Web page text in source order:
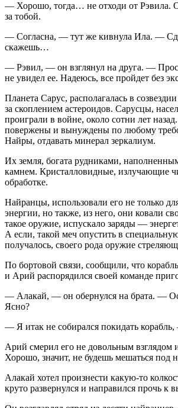
— Хорошо, тогда… не отходи от Рэвила.
за тобой.
— Согласна, — тут же кивнула Ила. —
скажешь…
— Рэвил, — он взглянул на друга. —
не увидел ее. Надеюсь, все пройдет без
Планета Сарус, располагалась в
за скоплением астероидов. Сарусцы,
проиграли в войне, около сотни лет
повержены и вынуждены по любому
Найры, отдавать минерал зеркалиум.
Их земля, богата рудниками,
камнем. Кристалловидные, излучающие
обработке.
Найранцы, использовали его не только
энергии, но также, из него, они ковали
такое оружие, испускало заряды —
А если, такой меч опустить в
получалось, своего рода оружие
По бортовой связи, сообщили, что
и Арий распорядился своей команде
— Алакай, — он обернулся на брата. —
Ясно?
— Я итак не собирался покидать
Арий смерил его не довольным
Хорошо, значит, не будешь мешаться под
Алакай хотел произнести какую-то
круто развернулся и направился прочь к